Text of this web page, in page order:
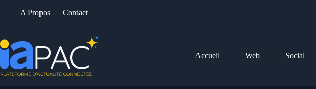
A Propos Contact
Accueil Web Social